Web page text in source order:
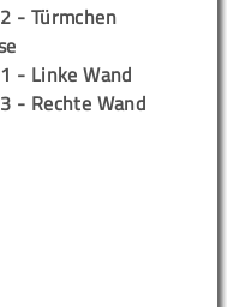
- Türmchen
- Linke Wand
- Rechte Wand